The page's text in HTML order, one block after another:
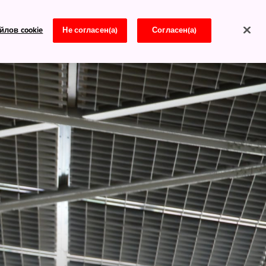
Новости
cookie Не согласен(а) Согласен(а)